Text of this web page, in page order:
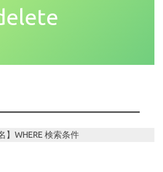
】WHERE 検索条件